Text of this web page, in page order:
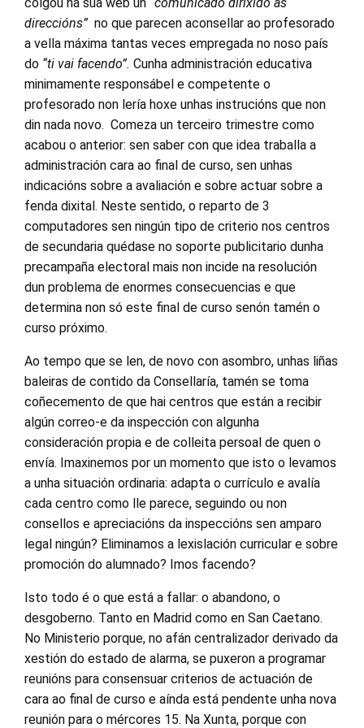
direccións” no que parecen aconsellar ao profesorado
a vella máxima tantas veces empregada no noso país
do “ti vai facendo”. Cunha administración educativa
minimamente responsábel e competente o
profesorado non lería hoxe unhas instrucións que non
din nada novo. Comeza un terceiro trimestre como
acabou o anterior: sen saber con que idea traballa a
administración cara ao final de curso, sen unhas
indicacións sobre a avaliación e sobre actuar sobre a
fenda dixital. Neste sentido, o reparto de 3
computadores sen ningún tipo de criterio nos centros
de secundaria quédase no soporte publicitario dunha
precampaña electoral mais non incide na resolución
dun problema de enormes consecuencias e que
determina non só este final de curso senón tamén o
curso próximo.
Ao tempo que se len, de novo con asombro, unhas liñas
baleiras de contido da Consellaría, tamén se toma
coñecemento de que hai centros que están a recibir
algún correo-e da inspección con algunha
consideración propia e de colleita persoal de quen o
envía. Imaxinemos por un momento que isto o levamos
a unha situación ordinaria: adapta o currículo e avalía
cada centro como lle parece, seguindo ou non
consellos e apreciacións da inspeccións sen amparo
legal ningún? Eliminamos a lexislación curricular e sobre
promoción do alumnado? Imos facendo?
Isto todo é o que está a fallar: o abandono, o
desgoberno. Tanto en Madrid como en San Caetano.
No Ministerio porque, no afán centralizador derivado da
xestión do estado de alarma, se puxeron a programar
reunións para consensuar criterios de actuación de
cara ao final de curso e aínda está pendente unha nova
reunión para o mércores 15. Na Xunta, porque con